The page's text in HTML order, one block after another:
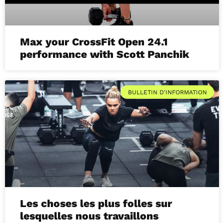
Max your CrossFit Open 24.1
performance with Scott Panchik
BULLETIN D'INFORMATION
Les choses les plus folles sur
lesquelles nous travaillons